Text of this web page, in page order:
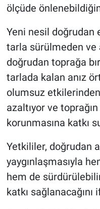
ölçüde
Yeni nesil doğrudan
tarla sürülmeden ve
doğrudan toprağa
tarlada kalan anız
olumsuz etkilerinden
azaltıyor ve toprağın
korunmasına katkı
Yetkililer, doğrudan
yaygınlaşmasıyla
hem de
katkı sağlanacağını